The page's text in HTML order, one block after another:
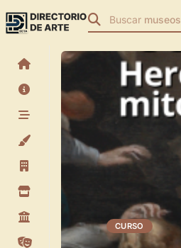
Buscar museos
CURSO